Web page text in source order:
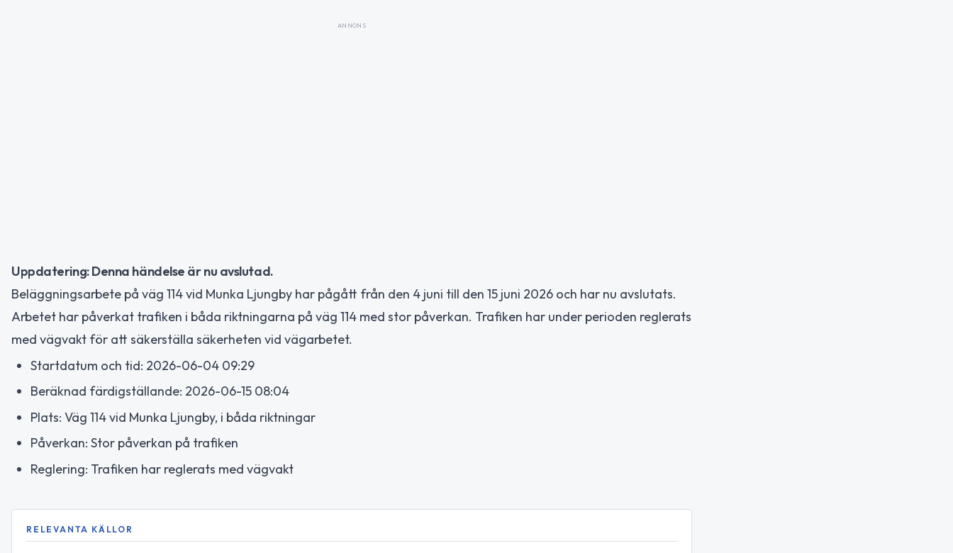
ANNONS
Uppdatering: Denna händelse är nu avslutad.
Beläggningsarbete på väg 114 vid Munka Ljungby har pågått från den 4 juni till den 15 juni 2026 och har nu avslutats.
Arbetet har påverkat trafiken i båda riktningarna på väg 114 med stor påverkan. Trafiken har under perioden reglerats
med vägvakt för att säkerställa säkerheten vid vägarbetet.
Startdatum och tid: 2026-06-04 09:29
Beräknad färdigställande: 2026-06-15 08:04
Plats: Väg 114 vid Munka Ljungby, i båda riktningar
Påverkan: Stor påverkan på trafiken
Reglering: Trafiken har reglerats med vägvakt
RELEVANTA KÄLLOR